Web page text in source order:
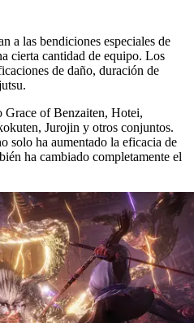
a las bendiciones especiales de
cierta cantidad de equipo. Los
de daño, duración de
Grace of Benzaiten, Hotei,
Jurojin y otros conjuntos.
solo ha aumentado la eficacia de
ha cambiado completamente el